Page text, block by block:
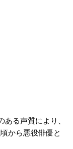
る声質により、
から悪役俳優と